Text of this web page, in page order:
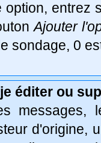
option, entrez
Ajouter
sondage, 0
éditer ou
messages,
d'origine,